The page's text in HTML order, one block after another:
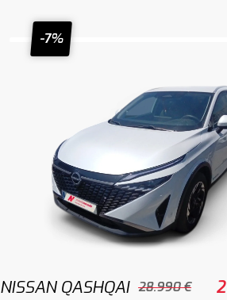
-7%
NISSAN QASHQAI 28.990 €